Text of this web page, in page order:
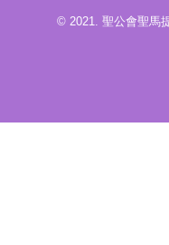
© 2021. 聖公會聖馬